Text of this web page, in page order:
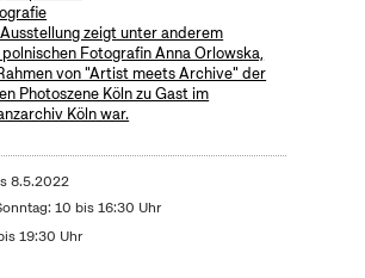
zeigt unter anderem
Fotografin Anna Orlowska,
von "Artist meets Archive" der
Photoszene Köln zu Gast im
Köln war.
8.5.2022
10 bis 16:30 Uhr
19:30 Uhr